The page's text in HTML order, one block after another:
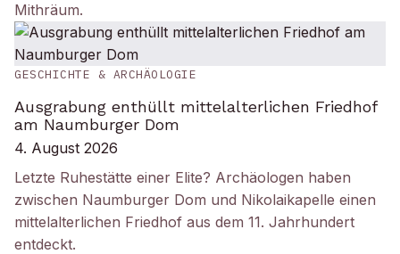
Mithräum.
GESCHICHTE & ARCHÄOLOGIE
Ausgrabung enthüllt mittelalterlichen Friedhof
am Naumburger Dom
4. August 2026
Letzte Ruhestätte einer Elite? Archäologen haben
zwischen Naumburger Dom und Nikolaikapelle einen
mittelalterlichen Friedhof aus dem 11. Jahrhundert
entdeckt.